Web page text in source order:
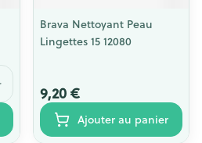
Brava Nettoyant Peau
Lingettes 15 12080
9,20 €
Ajouter au panier